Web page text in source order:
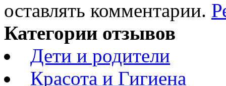
оставлять комментарии.
Категории отзывов
Дети и родители
Красота и Гигиена